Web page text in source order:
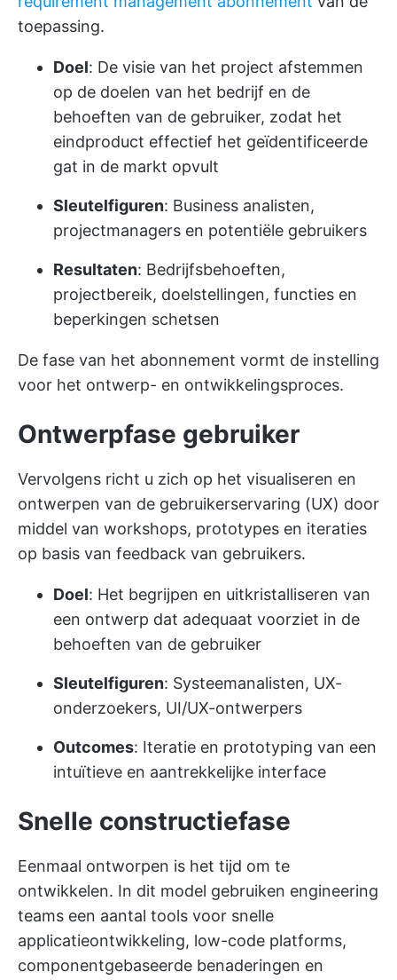
toepassing.
Doel: De visie van het project afstemmen
op de doelen van het bedrijf en de
behoeften van de gebruiker, zodat het
eindproduct effectief het geïdentificeerde
gat in de markt opvult
Sleutelfiguren: Business analisten,
projectmanagers en potentiële gebruikers
Resultaten: Bedrijfsbehoeften,
projectbereik, doelstellingen, functies en
beperkingen schetsen
De fase van het abonnement vormt de instelling
voor het ontwerp- en ontwikkelingsproces.
Ontwerpfase gebruiker
Vervolgens richt u zich op het visualiseren en
ontwerpen van de gebruikerservaring (UX) door
middel van workshops, prototypes en iteraties
op basis van feedback van gebruikers.
Doel: Het begrijpen en uitkristalliseren van
een ontwerp dat adequaat voorziet in de
behoeften van de gebruiker
Sleutelfiguren: Systeemanalisten, UX-
onderzoekers, UI/UX-ontwerpers
Outcomes: Iteratie en prototyping van een
intuïtieve en aantrekkelijke interface
Snelle constructiefase
Eenmaal ontworpen is het tijd om te
ontwikkelen. In dit model gebruiken engineering
teams een aantal tools voor snelle
applicatieontwikkeling, low-code platforms,
componentgebaseerde benaderingen en